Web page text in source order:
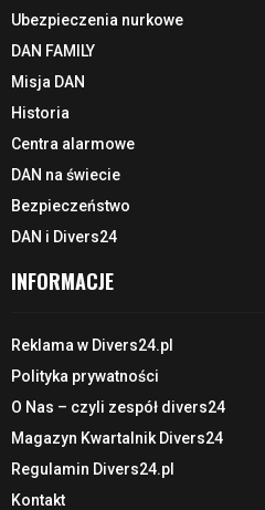
Ubezpieczenia nurkowe
DAN FAMILY
Misja DAN
Historia
Centra alarmowe
DAN na świecie
Bezpieczeństwo
DAN i Divers24
INFORMACJE
Reklama w Divers24.pl
Polityka prywatności
O Nas – czyli zespół divers24
Magazyn Kwartalnik Divers24
Regulamin Divers24.pl
Kontakt